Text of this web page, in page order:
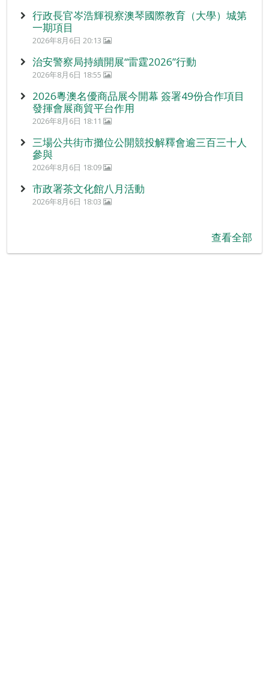
行政長官岑浩輝視察澳琴國際教育（大學）城第
一期項目
2026年8月6日 20:13
治安警察局持續開展“雷霆2026”行動
2026年8月6日 18:55
2026粵澳名優商品展今開幕 簽署49份合作項目
發揮會展商貿平台作用
2026年8月6日 18:11
三場公共街市攤位公開競投解釋會逾三百三十人
參與
2026年8月6日 18:09
市政署茶文化館八月活動
2026年8月6日 18:03
查看全部